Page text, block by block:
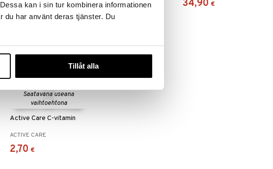
kan i sin tur kombinera informationen
du har använt deras tjänster. Du
Tillåt alla
15,90 € 8,62 € ( 11,49€) 34,90 €
Saatavana useana
vaihtoehtona
Active Care C-vitamin
ACTIVE CARE
2,70 €